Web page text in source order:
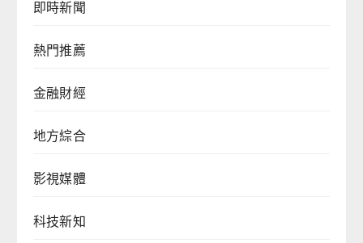
即時新聞
熱門推薦
金融財經
地方綜合
影視媒體
科技新知